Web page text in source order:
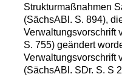
Strukturmaßnahmen
(SächsABl. S. 894),
Verwaltungsvorschrift
S. 755) geändert
Verwaltungsvorschrift
(SächsABl. SDr. S. S